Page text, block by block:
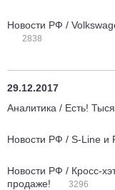
Новости РФ /
2838
29.12.2017
Аналитика / Есть!
Новости РФ / S-Line и
Новости РФ / Кросс-
продаже!
3296